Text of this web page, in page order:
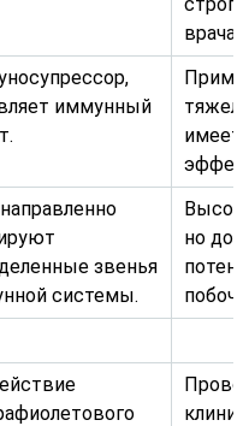
врача.
иммунный
имеет
звенья
системы.
но